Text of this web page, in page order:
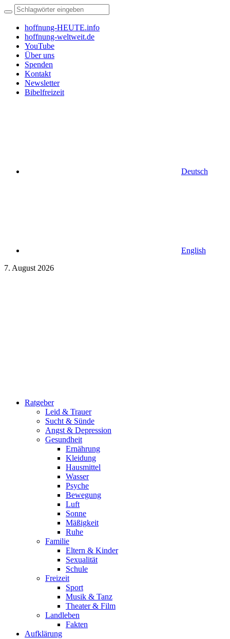
hoffnung-HEUTE.info
hoffnung-weltweit.de
YouTube
Über uns
Spenden
Kontakt
Newsletter
Bibelfreizeit
Deutsch
English
7. August 2026
Ratgeber
Leid & Trauer
Sucht & Sünde
Angst & Depression
Gesundheit
Ernährung
Kleidung
Hausmittel
Wasser
Psyche
Bewegung
Luft
Sonne
Mäßigkeit
Ruhe
Familie
Eltern & Kinder
Sexualität
Schule
Freizeit
Sport
Musik & Tanz
Theater & Film
Landleben
Fakten
Aufklärung